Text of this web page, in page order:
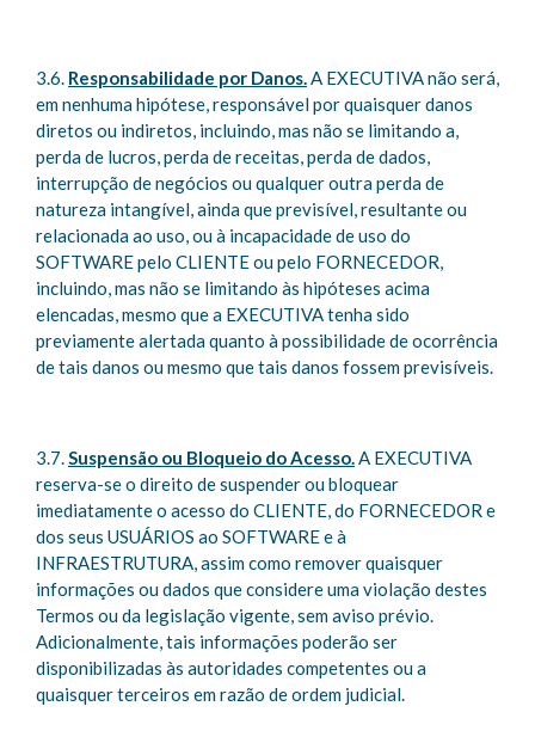
3.6. Responsabilidade por Danos.A EXECUTIVA não será,
em nenhuma hipótese, responsável por quaisquer danos
diretos ou indiretos, incluindo, mas não se limitando a,
perda de lucros, perda de receitas, perda de dados,
interrupção de negócios ou qualquer outra perda de
natureza intangível, ainda que previsível, resultante ou
relacionada ao uso, ou à incapacidade de uso do
SOFTWARE pelo CLIENTE ou pelo FORNECEDOR,
incluindo, mas não se limitando às hipóteses acima
elencadas, mesmo que a EXECUTIVA tenha sido
previamente alertada quanto à possibilidade de ocorrência
de tais danos ou mesmo que tais danos fossem previsíveis.
3.7.Suspensão ou Bloqueio do Acesso.A EXECUTIVA
reserva-se o direito de suspender ou bloquear
imediatamente o acesso do CLIENTE, do FORNECEDOR e
dos seus USUÁRIOS ao SOFTWARE e à
INFRAESTRUTURA, assim como remover quaisquer
informações ou dados que considere uma violação destes
Termos ou da legislação vigente, sem aviso prévio.
Adicionalmente, tais informações poderão ser
disponibilizadas às autoridades competentes ou a
quaisquer terceiros em razão de ordem judicial.